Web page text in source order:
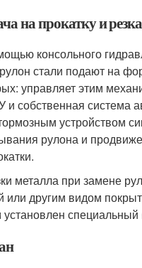
на прокатку и
консольного
стали подают на
управляет этим
и собственная система
устройством
рулона и
металла при замене
или другим видом